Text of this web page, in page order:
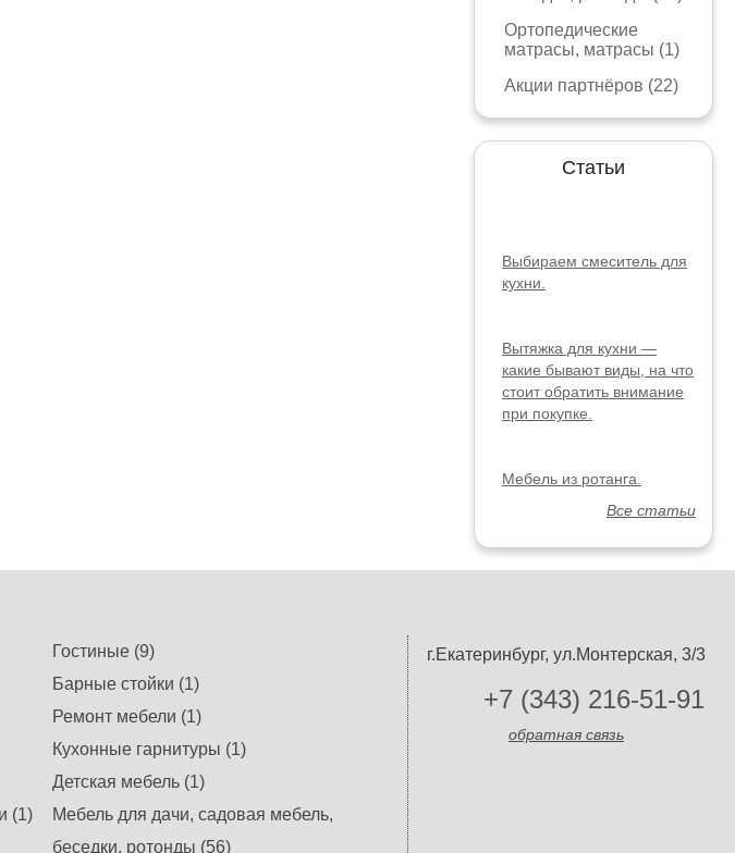
Ортопедические
матрасы, матрасы (1)
Акции партнёров (22)
Статьи
Выбираем смеситель для
кухни.
Вытяжка для кухни —
какие бывают виды, на что
стоит обратить внимание
при покупке.
Мебель из ротанга.
Все статьи
г.Екатеринбург, ул.Монтерская, 3/3
+7 (343) 216-51-91
обратная связь
Гостиные (9)
Барные стойки (1)
Ремонт мебели (1)
Кухонные гарнитуры (1)
Детская мебель (1)
(1)
Мебель для дачи, садовая мебель,
беседки, ротонды (56)